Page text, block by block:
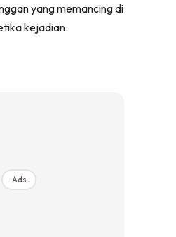
yang memancing di
kejadian.
Ads